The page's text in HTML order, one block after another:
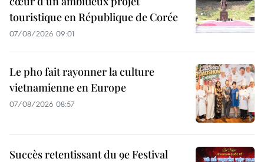
touristique en République de Corée
07/08/2026 09:01
Le pho fait rayonner la culture
vietnamienne en Europe
07/08/2026 08:57
Succès retentissant du 9e Festival